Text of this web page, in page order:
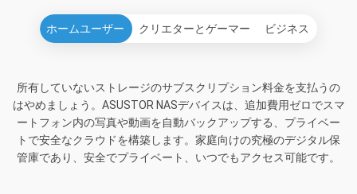
ホームユーザー クリエターとゲーマー ビジネス
所有していないストレージのサブスクリプション料金を支払うの
はやめましょう。ASUSTOR NASデバイスは、追加費用ゼロでスマ
ートフォン内の写真や動画を自動バックアップする、プライベー
トで安全なクラウドを構築します。家庭向けの究極のデジタル保
管庫であり、安全でプライベート、いつでもアクセス可能です。